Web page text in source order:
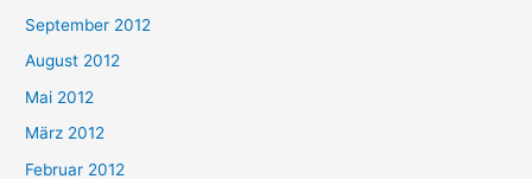
September 2012
August 2012
Mai 2012
März 2012
Februar 2012